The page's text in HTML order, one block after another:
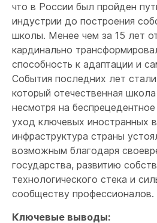
что в России был пройден
индустрии до построения
школы. Менее чем за 15 лет
кардинально
способность к адаптации и
События последних лет
который отечественная
несмотря на
уход ключевых иностранных
инфраструктура страны
возможным благодаря
государства, развитию
технологического стека и
сообществу профессионалов.
Ключевые выводы: